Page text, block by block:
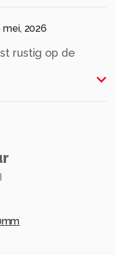
mei, 2026
rustig op de
dat ik het eerst
volle vlucht te
toch heel